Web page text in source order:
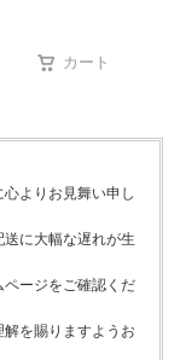
カート
よりお見舞い申し
に大幅な遅れが生
ージをご確認くだ
を賜りますようお